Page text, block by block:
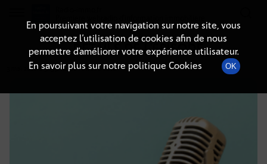
DÉTAILS DE L'ÉPISODE
3 mai 2026à 3h59, durée : Invalid date
En poursuivant votre navigation sur notre site, vous
acceptez l’utilisation de cookies afin de nous
permettre d’améliorer votre expérience utilisateur.
En savoir plus sur notre politique Cookies
OK